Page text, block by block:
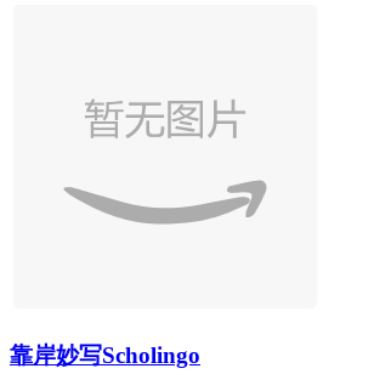
靠岸妙写Scholingo